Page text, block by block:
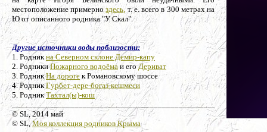
местоположение примерноздесь, т. е. всего в 300 метрах на
Ю от описанного родника "У Скал".
Другие источники воды поблизости:
1. Родникна Северном склоне Демир-капу
2. РодникиПожарного водоёма и егоДериват
3. РодникНа дороге к Романовскому шоссе
4. РодникГурбет-дере-богаз-кешмеси
5. РодникТахтал(ы)-кош
_________________________________________________
© SL, 2014 май
© SL,Моя коллекция родников Крыма